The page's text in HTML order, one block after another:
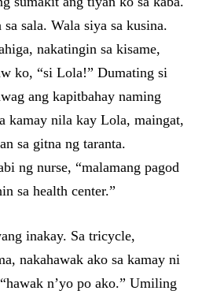
sala. Wala siya sa kusina.
nakatingin sa kisame,
ko, “si Lola!” Dumating si
ang kapitbahay naming
kamay nila kay Lola, maingat,
sa gitna ng taranta.
ng nurse, “malamang pagod
sa health center.”
inakay. Sa tricycle,
nakahawak ako sa kamay ni
n’yo po ako.” Umiling